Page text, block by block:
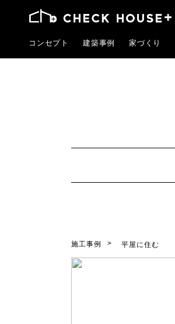
コンセプト 建築事例 家づくり
施工事例 平屋に住む